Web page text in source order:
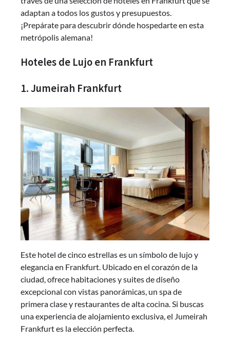
adaptan a todos los gustos y presupuestos.
¡Prepárate para descubrir dónde hospedarte en esta
metrópolis alemana!
Hoteles de Lujo en Frankfurt
1. Jumeirah Frankfurt
Este hotel de cinco estrellas es un símbolo de lujo y
elegancia en Frankfurt. Ubicado en el corazón de la
ciudad, ofrece habitaciones y suites de diseño
excepcional con vistas panorámicas, un spa de
primera clase y restaurantes de alta cocina. Si buscas
una experiencia de alojamiento exclusiva, el Jumeirah
Frankfurt es la elección perfecta.